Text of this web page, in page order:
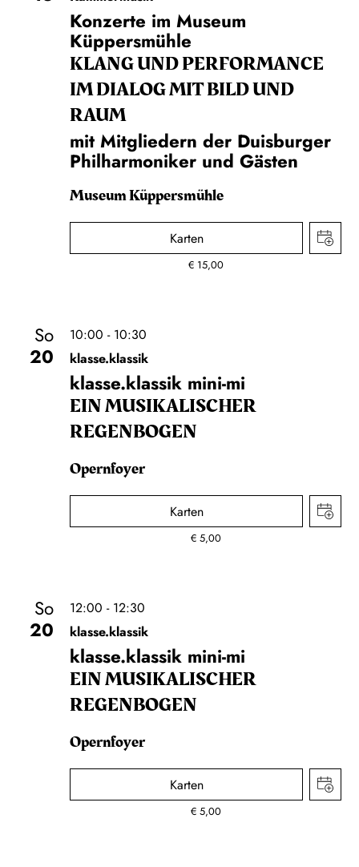
Konzerte im Museum
Küppersmühle
KLANG UND PERFORMANCE
IM DIALOG MIT BILD UND
RAUM
mit Mitgliedern der Duisburger
Philharmoniker und Gästen
Museum Küppersmühle
Karten
€ 15,00
So
20
10:00 - 10:30
klasse.klassik
klasse.klassik mini-mi
EIN MUSIKALISCHER
REGENBOGEN
Opernfoyer
Karten
€ 5,00
So
20
12:00 - 12:30
klasse.klassik
klasse.klassik mini-mi
EIN MUSIKALISCHER
REGENBOGEN
Opernfoyer
Karten
€ 5,00